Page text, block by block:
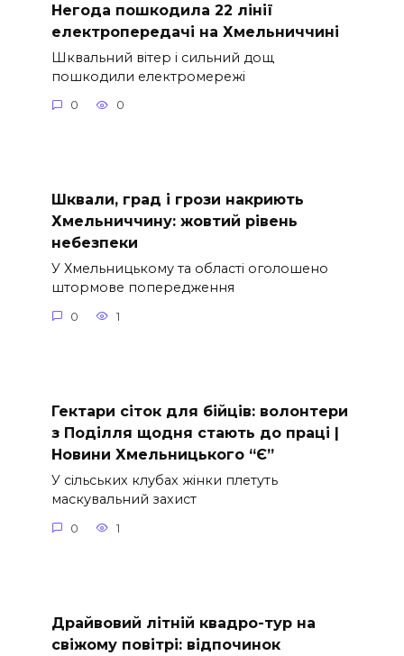
Негода пошкодила 22 лінії
електропередачі на Хмельниччині
Шквальний вітер і сильний дощ
пошкодили електромережі
0 0
Шквали, град і грози накриють
Хмельниччину: жовтий рівень
небезпеки
У Хмельницькому та області оголошено
штормове попередження
0 1
Гектари сіток для бійців: волонтери
з Поділля щодня стають до праці |
Новини Хмельницького “Є”
У сільських клубах жінки плетуть
маскувальний захист
0 1
Драйвовий літній квадро-тур на
свіжому повітрі: відпочинок